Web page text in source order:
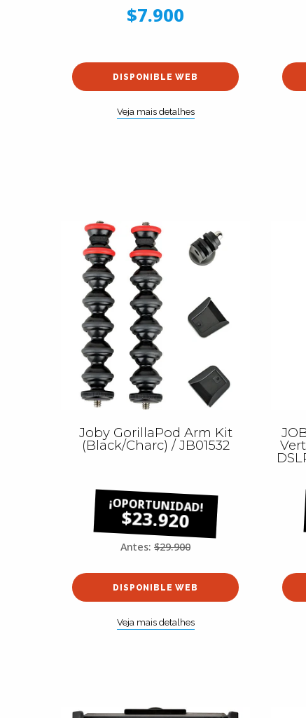
$7.900
DISPONIBLE WEB
Veja mais detalhes
Joby GorillaPod Arm Kit
(Black/Charc) / JB01532
$23.920
Antes: $29.900
DISPONIBLE WEB
Veja mais detalhes